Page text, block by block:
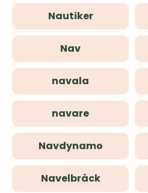
Nautiker
Nav
navala
navare
Navdynamo
Navelbråck